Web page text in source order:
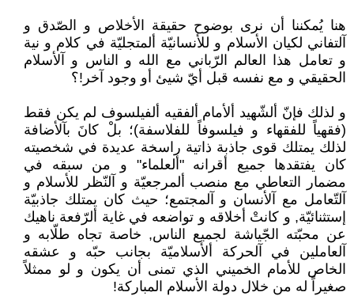
هنا يُمكننا أن نرى بوضوح حقيقة الأخلاص و الصّدق و
آلتفاني لكيان الأسلام و للأنسانيّة ألمتجليّة في كلام و نية
و تعامل هذا العالم الرّباني مع الله و الناس و آلأسلام
الحقيقي و مع نفسه قبل أيّ شيئ أو وجود آخر!؟
و لذلك فإنّ ألشّهيد ألأمام ألفقيه ألفيلسوف لم يكن فقط
(فقهياً للفقهاء و فيلسوفاً للفلاسفة)؛ بلْ كانَ بآلأضافة
لذلك يمتلك قوى جاذبة ذاتية راسخة عديدة في شخصيته
كان يفتقدها جميع أقرانه "ألعلماء" و من سبقه في
مضمار التعاطي مع منصب ألمرجعيّة و آلنّظر للأسلام و
آلتّعامل مع آلأنسان و آلمجتمع؛ حيث كان يمتلك جاذبيّة
إستثنائيّة, و كانتْ أخلاقه و تواضعه في غاية ألرّفعة ناهيك
عن محبّته الجّياشة لجميع الناس, خاصة تجاه طلّابه و
آلعاملين في آلحركة ألأسلاميّة بجانب حبّه و عشقه
الخاص للأمام الخميني الذي تمنى أن يكون و لو ممثلاً
صغيراً له من خلال دولة الأسلام المباركة!